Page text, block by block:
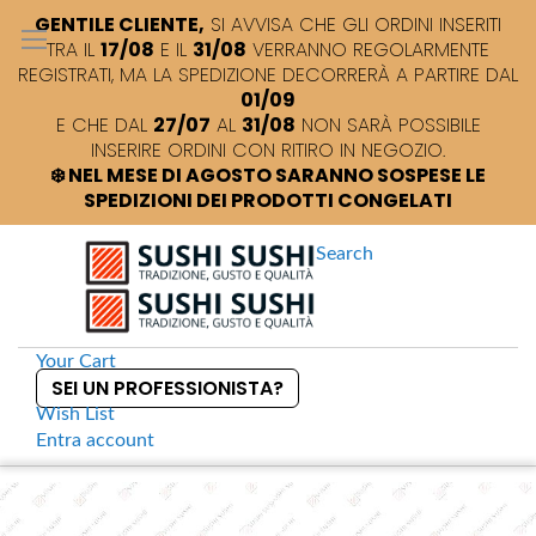
GENTILE CLIENTE, SI AVVISA CHE GLI ORDINI INSERITI
TRA IL 17/08 E IL 31/08 VERRANNO REGOLARMENTE
REGISTRATI, MA LA SPEDIZIONE DECORRERÀ A PARTIRE DAL
01/09
E CHE DAL 27/07 AL 31/08 NON SARÀ POSSIBILE
INSERIRE ORDINI CON RITIRO IN NEGOZIO.
❄️ NEL MESE DI AGOSTO SARANNO SOSPESE LE
SPEDIZIONI DEI PRODOTTI CONGELATI
Search
Your Cart
SEI UN PROFESSIONISTA?
Wish List
Entra account
S
Home Riso Integrale kg 5 Nipponia
S
k